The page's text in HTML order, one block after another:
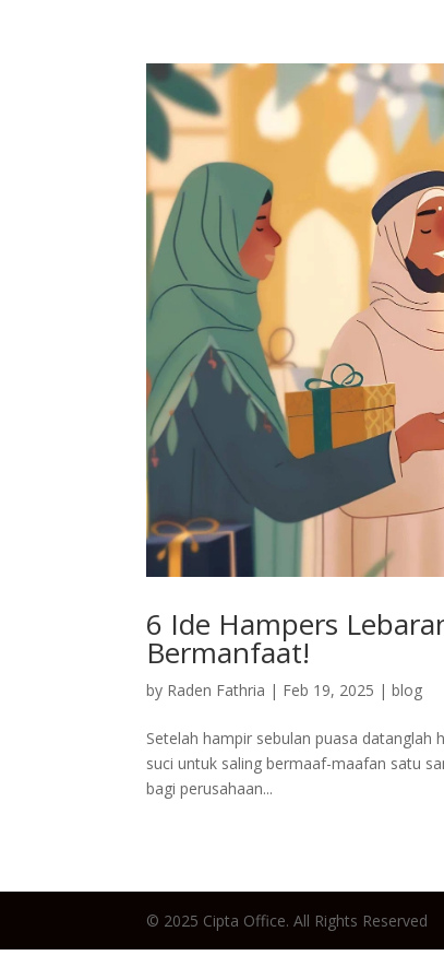
6 Ide Hampers
Bermanfaat!
by Raden Fathria | Feb 19, 2025 |blog
Setelah hampir sebulan puasa datanglah
suci untuk saling bermaaf-maafan satu
bagi perusahaan...
© 2025 Cipta Office. All Rights Reserved